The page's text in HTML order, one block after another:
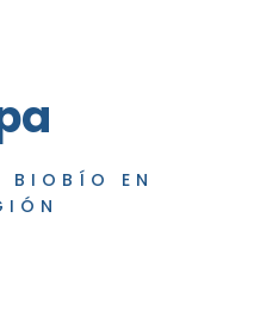
BIOBÍO EN